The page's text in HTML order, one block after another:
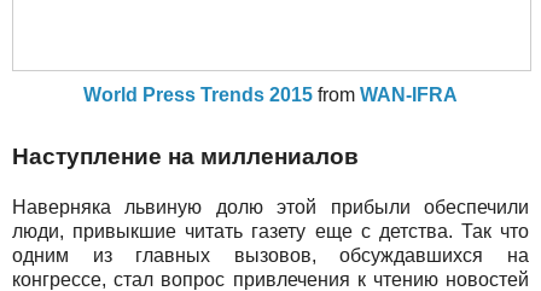
World Press Trends 2015 from WAN-IFRA
Наступление на миллениалов
Наверняка львиную долю этой прибыли обеспечили
люди, привыкшие читать газету еще с детства. Так что
одним из главных вызовов, обсуждавшихся на
конгрессе, стал вопрос привлечения к чтению новостей